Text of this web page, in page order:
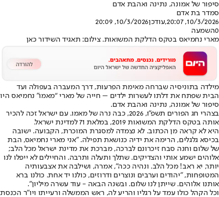
סיפור של אמונה, נתינה ואהבת אדם
סמדר בת אדם
10/3/2026, 20:07
,עודכן10/3/2026, 20:09
0השמעה
מארי נחמיאס בטקס הדלקת המשואות. צילום: תאגיד השידור כאן
מילדה בתוניסיה שברחה מאימת הפרעות, דרך המעברה בעפולה ועד
הבית שפתח את דלתו לעשרות ילדים – חייה של מארי “מאמו” נחמיאס היו
סיפור של אמונה, נתינה ואהבת אדם.
בצהרי חג הפורים תשפ"ו, 2026, כבה נרה של מאמו. עם ישראל זכה להכיר
אותה בטקס הדלקת המשואות 2019, במלאת 71 למדינת ישראל.
היא לא קראה מן הכתוב. לא נצמדה למסגרת המוכרת, הקבועה. ישובה
בכיסא גלגלים, הרימה את ידיה כנושאת תפילה. "אני מארי נחמיאס, הבת
של שלום וחנה סבח זיכרונם לברכה, מברכת את מדינת ישראל מכל הלב;
אלוהים ישמע אותי והצדיקים. שתלך ותעלה ותרבה. והחיילים לא ייפלו לנו
יותר, יא ראב! מכל הלב. ונהיה ככה", אמרה, ושילבה את אצבעותיה
המטופחות, "יהודים וערבים ונוצרים ודרוזים, כולנו יד אחת. כולנו ברא
אותנו אלוהים. שייתן לנו שלום. ובשנה הבאה - עוד עשרה מיליון".
וכל הקהל כולו עמד על רגליו והריע לה, ראש הממשלה ורעייתו ויו"ר הכנסת